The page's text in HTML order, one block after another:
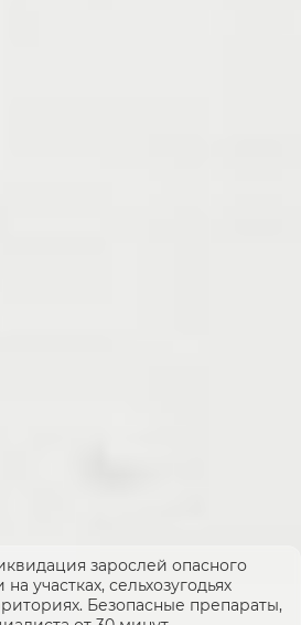
зарослей опасного
участках, сельхозугодьях
Безопасные препараты,